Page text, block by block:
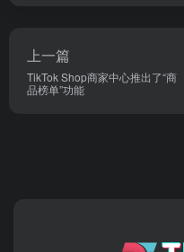
上一篇
TikTok Shop商家中心推出了“商
品榜单”功能